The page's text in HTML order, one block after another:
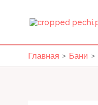
Главная Бани